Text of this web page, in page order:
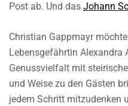
Post ab. Und das Johann
Christian Gappmayr
Lebensgefährtin Alexandra
Genussvielfalt mit
und Weise zu den Gästen
jedem Schritt mitzudenken